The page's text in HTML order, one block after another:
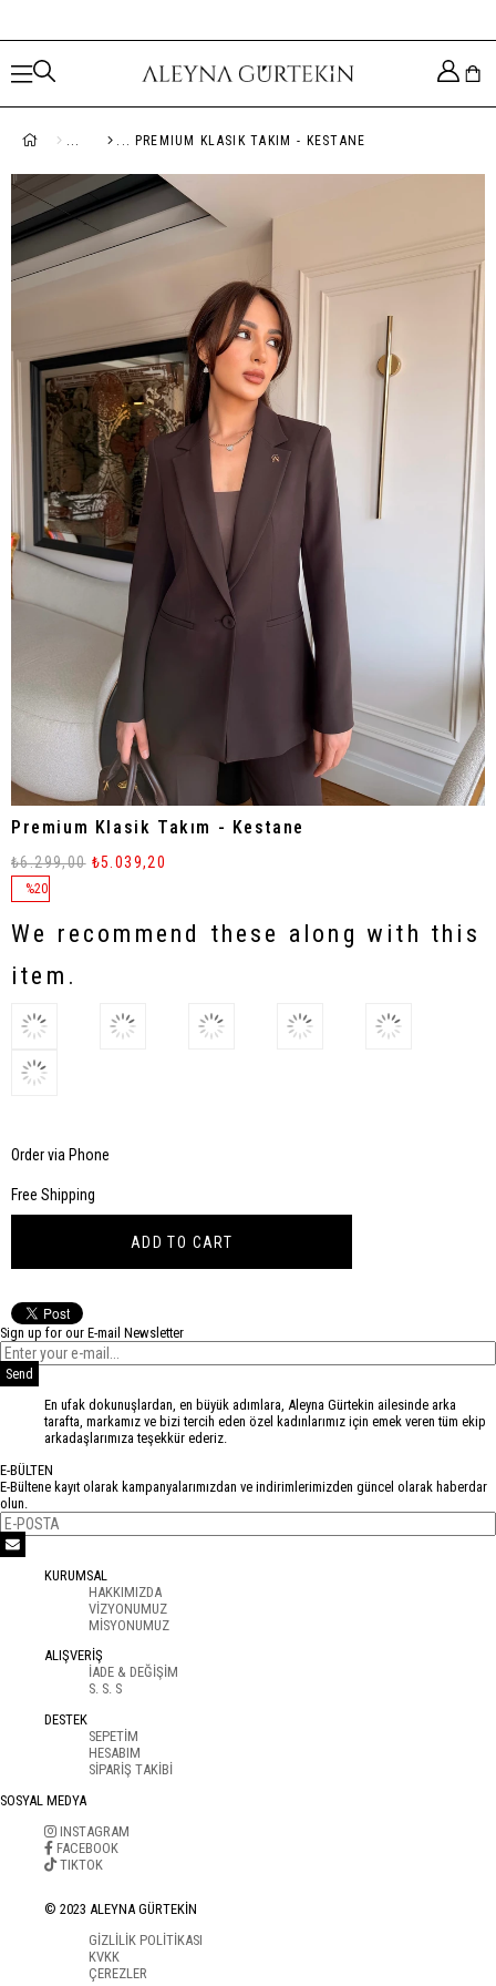
PREMIUM KLASIK TAKIM - KESTANE
Premium Klasik Takım - Kestane
%20
₺6.299,00 ₺5.039,20
We recommend these along with this
item.
Order via Phone
Free Shipping
Sign up for our E-mail Newsletter
Send
En ufak dokunuşlardan, en büyük adımlara, Aleyna Gürtekin ailesinde arka
tarafta, markamız ve bizi tercih eden özel kadınlarımız için emek veren tüm ekip
arkadaşlarımıza teşekkür ederiz.
E-BÜLTEN
E-Bültene kayıt olarak kampanyalarımızdan ve indirimlerimizden güncel olarak haberdar
olun.
KURUMSAL
HAKKIMIZDA
VİZYONUMUZ
MİSYONUMUZ
ALIŞVERİŞ
İADE & DEĞİŞİM
S. S. S
DESTEK
SEPETİM
HESABIM
SİPARİŞ TAKİBİ
SOSYAL MEDYA
INSTAGRAM
FACEBOOK
TIKTOK
© 2023 ALEYNA GÜRTEKİN
GİZLİLİK POLİTİKASI
KVKK
ÇEREZLER